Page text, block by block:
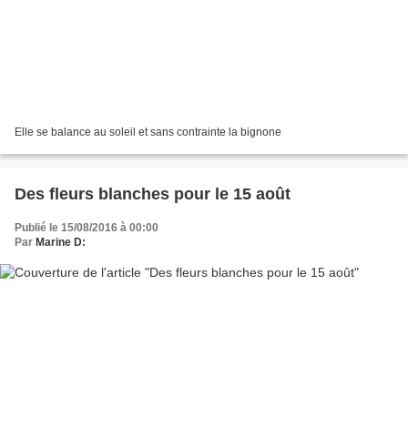
Elle se balance au soleil et sans contrainte la bignone
Des fleurs blanches pour le 15 août
Publié le 15/08/2016 à 00:00
Par Marine D: